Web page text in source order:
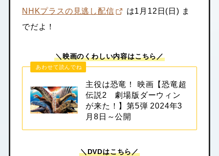
NHKプラスの見逃し配信
は1月12日(日) ま
でだよ！
＼映画のくわしい内容はこちら／
あわせて読んでね
主役は恐竜！ 映画【恐竜超
伝説2 劇場版ダーウィン
が来た！】第5弾 2024年3
月8日～公開
＼DVDはこちら／